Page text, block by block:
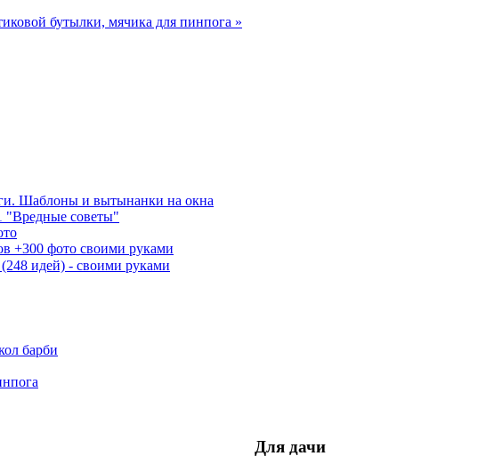
бутылки, мячика для пинпога »
Шаблоны и вытынанки на окна
"Вредные советы"
+300 фото своими руками
идей) - своими руками
барби
Для дачи